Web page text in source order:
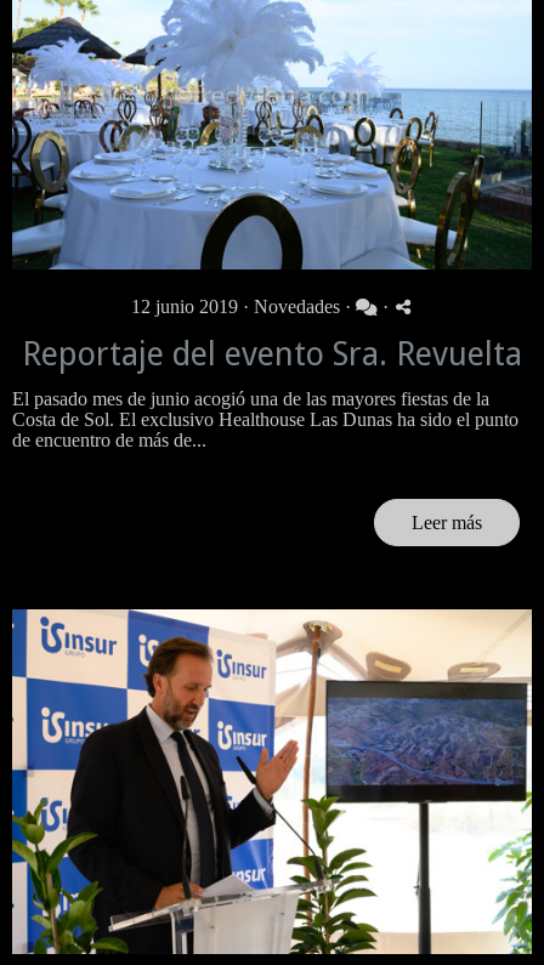
12 junio 2019 · Novedades · ·
Reportaje del evento Sra. Revuelta
El pasado mes de junio acogió una de las mayores fiestas de la
Costa de Sol. El exclusivo Healthouse Las Dunas ha sido el punto
de encuentro de más de...
Leer más